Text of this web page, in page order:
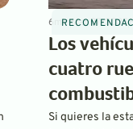
6 minMar 27, 2025
Los
cuatro
Si quieres la